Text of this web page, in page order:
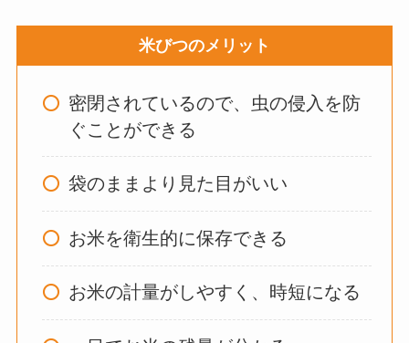
い？どうしてる？代
わりのものは何がい
はいらない？飽きる
ってよかった？
オイルポットはいる
いらない？やめた人
米びつのメリット
密閉されているので、虫の侵入を防
ぐことができる
袋のままより見た目がいい
お米を衛生的に保存できる
お米の計量がしやすく、時短になる